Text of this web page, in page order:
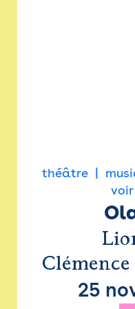
théâtre
25